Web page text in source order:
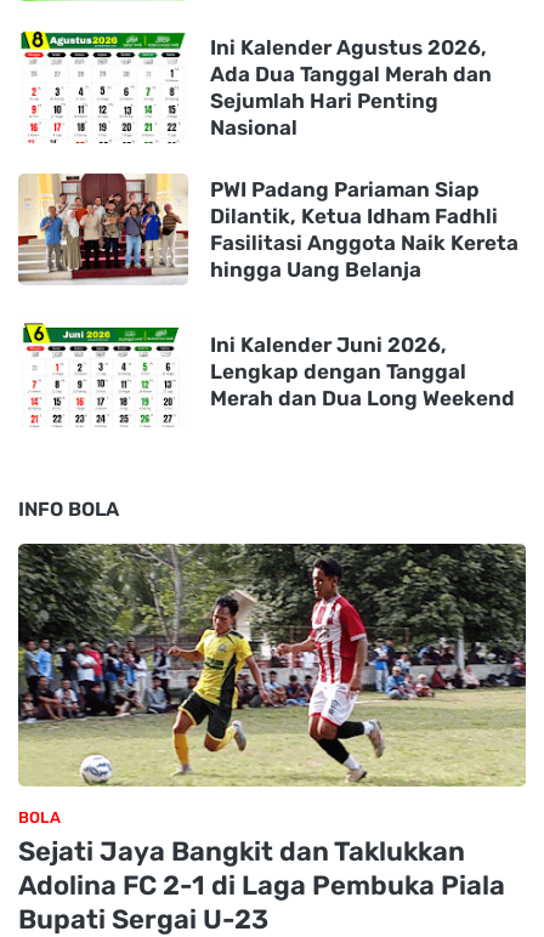
Ini Kalender Agustus 2026,
Ada Dua Tanggal Merah dan
Sejumlah Hari Penting
Nasional
PWI Padang Pariaman Siap
Dilantik, Ketua Idham Fadhli
Fasilitasi Anggota Naik Kereta
hingga Uang Belanja
Ini Kalender Juni 2026,
Lengkap dengan Tanggal
Merah dan Dua Long Weekend
INFO BOLA
BOLA
Sejati Jaya Bangkit dan Taklukkan
Adolina FC 2-1 di Laga Pembuka Piala
Bupati Sergai U-23